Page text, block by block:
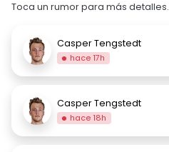
Toca un rumor para más detalles.
Casper Tengstedt
hace 17h
Casper Tengstedt
hace 18h